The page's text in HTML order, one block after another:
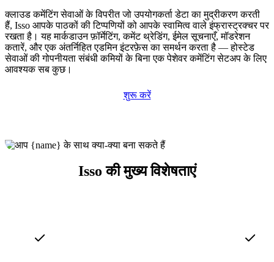
क्लाउड कमेंटिंग सेवाओं के विपरीत जो उपयोगकर्ता डेटा का मुद्रीकरण करती
हैं, Isso आपके पाठकों की टिप्पणियों को आपके स्वामित्व वाले इंफ्रास्ट्रक्चर पर
रखता है। यह मार्कडाउन फ़ॉर्मेटिंग, कमेंट थ्रेडिंग, ईमेल सूचनाएँ, मॉडरेशन
कतारें, और एक अंतर्निहित एडमिन इंटरफ़ेस का समर्थन करता है — होस्टेड
सेवाओं की गोपनीयता संबंधी कमियों के बिना एक पेशेवर कमेंटिंग सेटअप के लिए
आवश्यक सब कुछ।
शुरू करें
Isso की मुख्य विशेषताएं